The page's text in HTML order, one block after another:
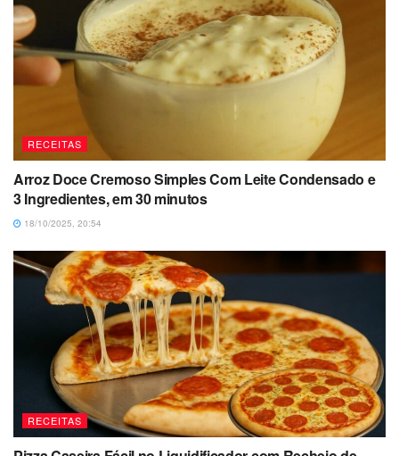
RECEITAS
Arroz Doce Cremoso Simples Com Leite Condensado e
3 Ingredientes, em 30 minutos
18/10/2025, 20:54
RECEITAS